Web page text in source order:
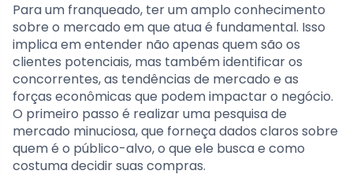
Para um franqueado, ter um amplo conhecimento
sobre o mercado em que atua é fundamental. Isso
implica em entender não apenas quem são os
clientes potenciais, mas também identificar os
concorrentes, as tendências de mercado e as
forças econômicas que podem impactar o negócio.
O primeiro passo é realizar uma pesquisa de
mercado minuciosa, que forneça dados claros sobre
quem é o público-alvo, o que ele busca e como
costuma decidir suas compras.